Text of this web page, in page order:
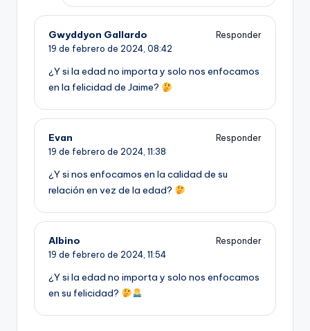
Gwyddyon Gallardo
Responder
19 de febrero de 2024, 08:42
¿Y si la edad no importa y solo nos enfocamos
en la felicidad de Jaime?
Evan
Responder
19 de febrero de 2024, 11:38
¿Y si nos enfocamos en la calidad de su
relación en vez de la edad?
Albino
Responder
19 de febrero de 2024, 11:54
¿Y si la edad no importa y solo nos enfocamos
en su felicidad?